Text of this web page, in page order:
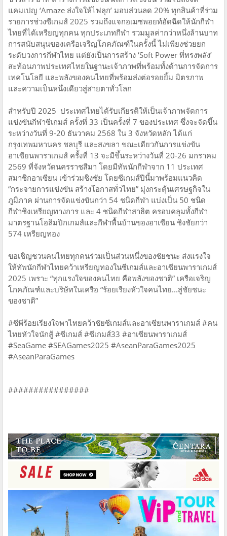
แคมเปญ ‘Amaze ส่งใจให้ไฟลุก’ มอบส่วนลด 20% ทุกสินค้าที่ร่วม
รายการช่วงซีเกมส์ 2025 รวมถึงแจกอเมซพอยท์อัดฉีดให้นักกีฬา
ไทยที่ได้เหรียญทุกคน ทุกประเภทกีฬา รวมมูลค่ากว่าหนึ่งล้านบาท
การสนับสนุนของเครือเจริญโภคภัณฑ์ในครั้งนี้ ไม่เพียงช่วยยก
ระดับวงการกีฬาไทย แต่ยังเป็นการสร้าง ‘Soft Power ที่ทรงพลัง’
สะท้อนภาพประเทศไทยในฐานะเจ้าภาพที่พร้อมทั้งด้านการจัดการ
เทคโนโลยี และพลังของคนไทยที่พร้อมส่งต่อรอยยิ้ม มิตรภาพ
และความเป็นหนึ่งเดียวสู่สายตาทั่วโลก
สำหรับปี 2025 ประเทศไทยได้รับเกียรติให้เป็นเจ้าภาพจัดการ
แข่งขันกีฬาซีเกมส์ ครั้งที่ 33 เป็นครั้งที่ 7 ของประเทศ ซึ่งจะจัดขึ้น
ระหว่างวันที่ 9-20 ธันวาคม 2568 ใน 3 จังหวัดหลัก ได้แก่
กรุงเทพมหานคร ชลบุรี และสงขลา ขณะเดียวกันการแข่งขัน
อาเซียนพาราเกมส์ ครั้งที่ 13 จะมีขึ้นระหว่างวันที่ 20-26 มกราคม
2569 ที่จังหวัดนครราชสีมา โดยมีทัพนักกีฬาจาก 11 ประเทศ
สมาชิกอาเซียน เข้าร่วมชิงชัย โดยซีเกมส์ปีนี้มาพร้อมแนวคิด
“กระจายการแข่งขัน สร้างโอกาสทั่วไทย” มุ่งกระตุ้นเศรษฐกิจใน
ภูมิภาค ผ่านการจัดแข่งขันกว่า 54 ชนิดกีฬา แบ่งเป็น 50 ชนิด
กีฬาชิงเหรียญทางการ และ 4 ชนิดกีฬาสาธิต ครอบคลุมทั้งกีฬา
มาตรฐานโอลิมปิกเกมส์และกีฬาพื้นบ้านของอาเซียน ชิงชัยกว่า
574 เหรียญทอง
ขอเชิญชวนคนไทยทุกคนร่วมเป็นส่วนหนึ่งของชัยชนะ ส่งแรงใจ
ให้ทัพนักกีฬาไทยคว้าเหรียญทองในซีเกมส์และอาเซียนพาราเกมส์
2025 เพราะ “ทุกแรงใจของคนไทย คือพลังของชาติ” เครือเจริญ
โภคภัณฑ์และบริษัทในเครือ “ร้อยเรียงหัวใจคนไทย...สู่ชัยชนะ
ของชาติ”
#ซีพีร้อยเรียงใจพาไทยคว้าชัยซีเกมส์และอาเซียนพาราเกมส์ #คน
ไทยหัวใจนักสู้ #ซีเกมส์ #ซีเกมส์33 #อาเซียนพาราเกมส์
#SeaGame #SEAGames2025 #AseanParaGames2025
#AseanParaGames
################